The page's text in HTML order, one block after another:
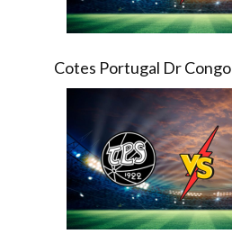
Cotes Portugal Dr Congo